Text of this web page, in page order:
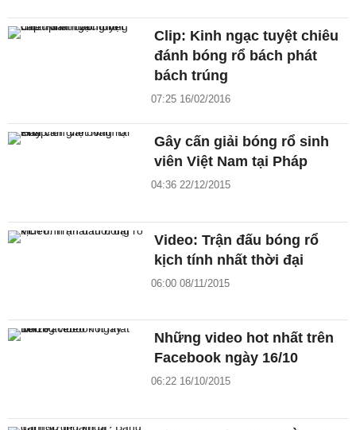
Clip: Kinh ngạc tuyệt chiêu
đánh bóng rổ bách phát
bách trúng
07:25 16/02/2016
Gây cấn giải bóng rổ sinh
viên Việt Nam tại Pháp
04:36 22/12/2015
Video: Trận đấu bóng rổ
kịch tính nhất thời đại
06:00 08/11/2015
Những video hot nhất trên
Facebook ngày 16/10
06:22 16/10/2015